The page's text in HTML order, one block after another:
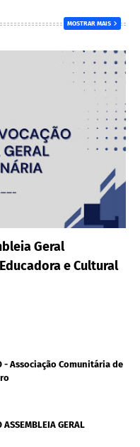
MOSTRAR MAIS
Geral
e Cultural
- Associação Comunitária de
ASSEMBLEIA GERAL